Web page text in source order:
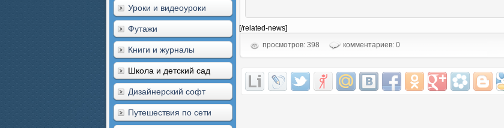
Уроки и видеоуроки
Футажи
Книги и журналы
Школа и детский сад
Дизайнерский софт
Путешествия по сети
[/related-news]
просмотров: 398
комментариев: 0